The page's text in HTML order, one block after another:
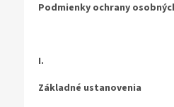
Podmienky ochrany
I.
Základné ustanovenia